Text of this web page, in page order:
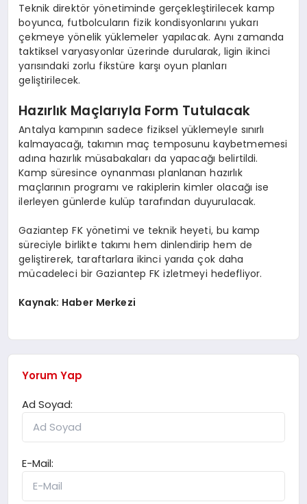
Teknik direktör yönetiminde gerçekleştirilecek kamp
boyunca, futbolcuların fizik kondisyonlarını yukarı
çekmeye yönelik yüklemeler yapılacak. Aynı zamanda
taktiksel varyasyonlar üzerinde durularak, ligin ikinci
yarısındaki zorlu fikstüre karşı oyun planları
geliştirilecek.
Hazırlık Maçlarıyla Form Tutulacak
Antalya kampının sadece fiziksel yüklemeyle sınırlı
kalmayacağı, takımın maç temposunu kaybetmemesi
adına hazırlık müsabakaları da yapacağı belirtildi.
Kamp süresince oynanması planlanan hazırlık
maçlarının programı ve rakiplerin kimler olacağı ise
ilerleyen günlerde kulüp tarafından duyurulacak.
Gaziantep FK yönetimi ve teknik heyeti, bu kamp
süreciyle birlikte takımı hem dinlendirip hem de
geliştirerek, taraftarlara ikinci yarıda çok daha
mücadeleci bir Gaziantep FK izletmeyi hedefliyor.
Kaynak: Haber Merkezi
Yorum Yap
Ad Soyad:
E-Mail: